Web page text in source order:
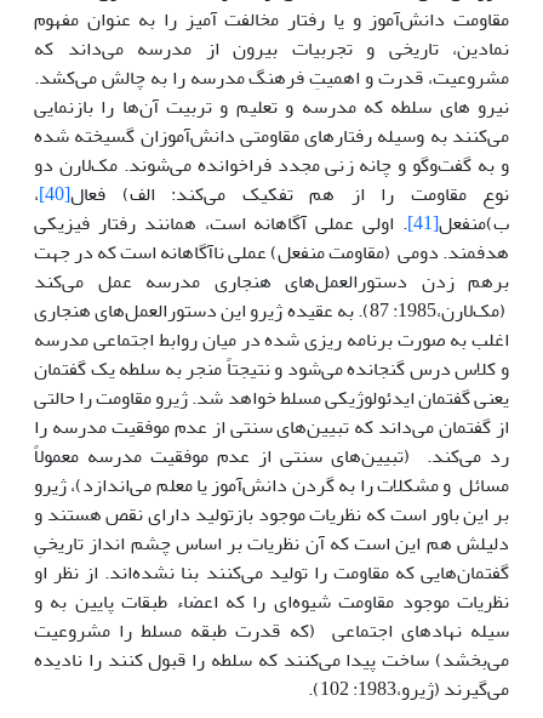
مقاومت دانش‌آموز و یا رفتار مخالفت آمیز را به عنوان مفهوم
نمادین، تاریخی و تجربیات بیرون از مدرسه می‌داند که
مشروعیت، قدرت و اهمیتِ فرهنگ مدرسه را به چالش می‌کشد.
نیرو های سلطه که مدرسه و تعلیم و تربیت آن‌ها را بازنمایی
می‌کنند به وسیله رفتارهای مقاومتی دانش‌آموزان گسیخته شده
و به گفت‌وگو و چانه زنی مجدد فراخوانده می‌شوند. مک‌لارن دو
نوع مقاومت را از هم تفکیک می‌کند: الف) فعال[40]
،
ب)منفعل[41]
. اولی عملی آگاهانه است، همانند رفتار فیزیکی
هدفمند. دومی (مقاومت منفعل) عملی ناآگاهانه است که در جهت
برهم زدن دستورالعمل‌های هنجاری مدرسه عمل می‌کند
(مک‌لارن،1985: 87). به عقیده ژیرو این دستورالعمل‌های هنجاری
اغلب به صورت برنامه ریزی شده در میان روابط اجتماعی مدرسه
و کلاس درس گنجانده می‌شود و نتیجتاً منجر به سلطه یک گفتمان
یعنی گفتمان ایدئولوژیکی مسلط خواهد شد. ژیرو مقاومت را حالتی
از گفتمان می‌داند که تبیین‌های سنتی از عدم موفقیت مدرسه را
رد می‌کند. (تبیین‌‌های سنتی از عدم موفقیت مدرسه معمولاً
مسائل و مشکلات را به گردن دانش‌آموز یا معلم می‌اندازد)، ژیرو
بر این باور است که نظریات موجود بازتولید دارای نقص هستند و
دلیلش هم این است که آن نظریات بر اساس چشم انداز تاریخیِ
گفتمان‌هایی که مقاومت را تولید می‌کنند بنا نشده‌اند. از نظر او
نظریات موجود مقاومت شیوه‌ای را که اعضاء طبقات پایین به و
سیله نهادهای اجتماعی (که قدرت طبقه مسلط را مشروعیت
می‌بخشد) ساخت پیدا می‌کنند که سلطه را قبول کنند را نادیده
می‌گیرند (ژیرو،1983: 102).